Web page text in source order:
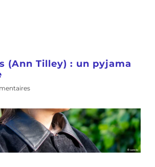
(Ann Tilley) : un pyjama